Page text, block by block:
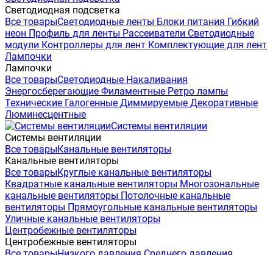
Светодиодная подсветка
Все товарыСветодиодные ленты Блоки питания Гибкий
неон Профиль для ленты Рассеиватели Светодиодные
модули Контроллеры для лент Комплектующие для лент
Лампочки
Лампочки
Все товарыСветодиодные Накаливания
Энергосберегающие Филаментные Ретро лампы
Технические Галогенные Диммируемые Декоративные
Люминесцентные
Системы вентиляции
Системы вентиляции
Все товарыКанальные вентиляторы
Канальные вентиляторы
Все товарыКруглые канальные вентиляторы
Квадратные канальные вентиляторы Многозональные
канальные вентиляторы Потолочные канальные
вентиляторы Прямоугольные канальные вентиляторы
Уличные канальные вентиляторы
Центробежные вентиляторы
Центробежные вентиляторы